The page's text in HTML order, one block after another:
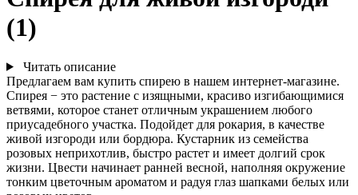
(1)
Читать описание
Предлагаем вам купить спирею в нашем интернет-магазине.
Спирея − это растение с изящными, красиво изгибающимися
ветвями, которое станет отличным украшением любого
приусадебного участка. Подойдет для рокария, в качестве
живой изгороди или бордюра. Кустарник из семейства
розовых неприхотлив, быстро растет и имеет долгий срок
жизни. Цвести начинает ранней весной, наполняя окружение
тонким цветочным ароматом и радуя глаз шапками белых или